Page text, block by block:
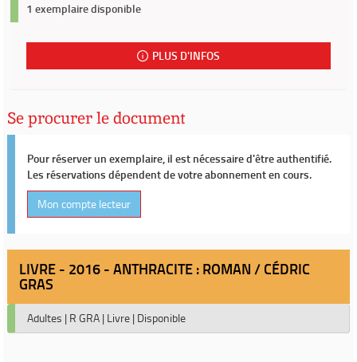
1 exemplaire disponible
PLUS D'INFOS
Se procurer le document
Pour réserver un exemplaire, il est nécessaire d'être authentifié.
Les réservations dépendent de votre abonnement en cours.
Mon compte lecteur
LIVRE - 2016 - ANTHRACITE : ROMAN / CÉDRIC
GRAS
Adultes | R GRA | Livre | Disponible